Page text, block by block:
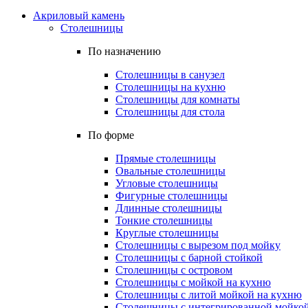
Акриловый камень
Столешницы
По назначению
Столешницы в санузел
Столешницы на кухню
Столешницы для комнаты
Столешницы для стола
По форме
Прямые столешницы
Овальные столешницы
Угловые столешницы
Фигурные столешницы
Длинные столешницы
Тонкие столешницы
Круглые столешницы
Столешницы с вырезом под мойку
Столешницы с барной стойкой
Столешницы с островом
Столешницы с мойкой на кухню
Столешницы с литой мойкой на кухню